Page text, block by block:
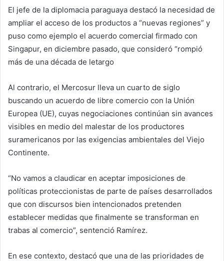
El jefe de la diplomacia paraguaya destacó la necesidad de
ampliar el acceso de los productos a “nuevas regiones” y
puso como ejemplo el acuerdo comercial firmado con
Singapur, en diciembre pasado, que consideró “rompió
más de una década de letargo
Al contrario, el Mercosur lleva un cuarto de siglo
buscando un acuerdo de libre comercio con la Unión
Europea (UE), cuyas negociaciones continúan sin avances
visibles en medio del malestar de los productores
suramericanos por las exigencias ambientales del Viejo
Continente.
“No vamos a claudicar en aceptar imposiciones de
políticas proteccionistas de parte de países desarrollados
que con discursos bien intencionados pretenden
establecer medidas que finalmente se transforman en
trabas al comercio”, sentenció Ramírez.
En ese contexto, destacó que una de las prioridades de